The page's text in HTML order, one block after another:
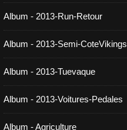
Album - 2013-Run-Retour
Album - 2013-Semi-CoteVikings
Album - 2013-Tuevaque
Album - 2013-Voitures-Pedales
Album - Agriculture